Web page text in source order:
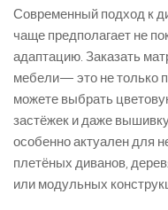
Современный подход к
чаще предполагает не
адаптацию. Заказать
мебели— это не только
можете выбрать
застёжек и даже
особенно актуален для
плетёных диванов,
или модульных